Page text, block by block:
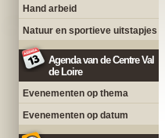
Hand arbeid
Natuur en sportieve uitstapjes
Agenda van de Centre Val
de Loire
Evenementen op thema
Evenementen op datum